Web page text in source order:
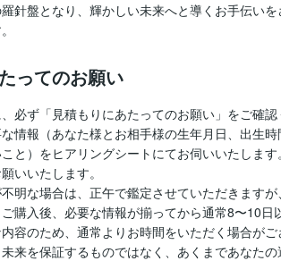
針盤となり、輝かしい未来へと導くお手伝いを
ってのお願い
、必ず「見積もりにあたってのお願い」をご確認
な情報（あなた様とお相手様の生年月日、出生
と）をヒアリングシートにてお伺いいたしま
いいたします。
不明な場合は、正午で鑑定させていただきますが
ご購入後、必要な情報が揃ってから通常8〜10
容のため、通常よりお時間をいただく場合がご
未来を保証するものではなく、あくまであなた